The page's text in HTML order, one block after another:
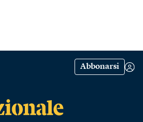
Abbonarsi